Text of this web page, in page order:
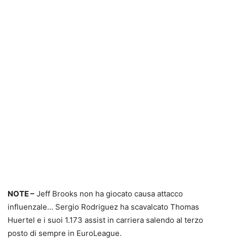
NOTE – Jeff Brooks non ha giocato causa attacco
influenzale… Sergio Rodriguez ha scavalcato Thomas
Huertel e i suoi 1.173 assist in carriera salendo al terzo
posto di sempre in EuroLeague.